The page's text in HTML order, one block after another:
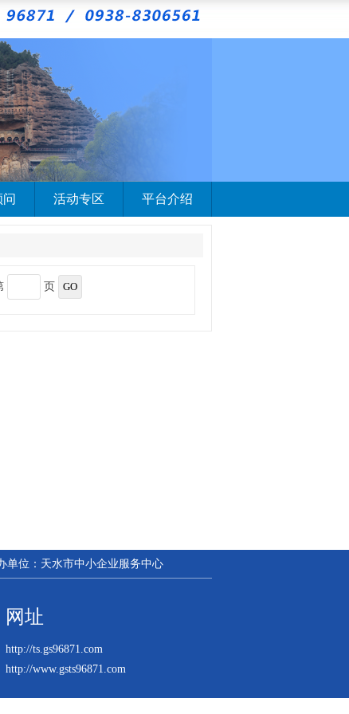
活动专区 平台介绍
页
位：天水市中小企业服务中心
网址
http://ts.gs96871.com
http://www.gsts96871.com